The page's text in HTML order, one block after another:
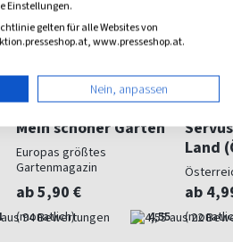
Mein schöner Garten
Europas größtes
Gartenmagazin
ab 5,90 €
(monatlich) 4,55
Land
ab
Einstellungen.
gelten für alle Websites von
www.presseshop.at.
Nein, anpassen